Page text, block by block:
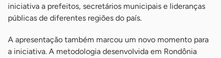
iniciativa a prefeitos, secretários municipais e lideranças
públicas de diferentes regiões do país.
A apresentação também marcou um novo momento para
a iniciativa. A metodologia desenvolvida em Rondônia